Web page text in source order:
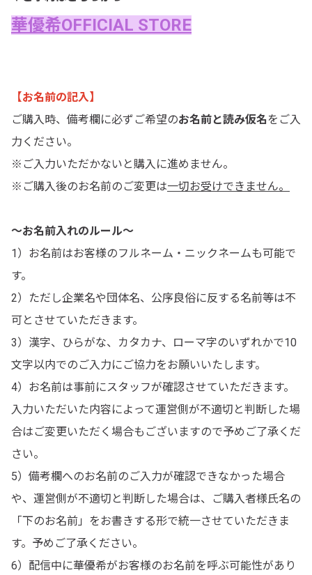
華優希OFFICIAL STORE
【お名前の記入】
ご購入時、備考欄に必ずご希望のお名前と読み仮名 をご入
力ください。
※ご入力いただかないと購入に進めません。
※ご購入後のお名前のご変更は一切お受けできません。
～お名前入れのルール～
1）お名前はお客様のフルネーム・ニックネームも可能で
す。
2）ただし企業名や団体名、公序良俗に反する名前等は不
可とさせていただきます。
3）漢字、ひらがな、カタカナ、ローマ字のいずれかで10
文字以内でのご入力にご協力をお願いいたします。
4）お名前は事前にスタッフが確認させていただきます。
入力いただいた内容によって運営側が不適切と判断した場
合はご変更いただく場合もございますので予めご了承くだ
さい。
5）備考欄へのお名前のご入力が確認できなかった場合
や、運営側が不適切と判断した場合は、ご購入者様氏名の
「下のお名前」をお書きする形で統一させていただきま
す。予めご了承ください。
6）配信中に華優希がお客様のお名前を呼ぶ可能性があり